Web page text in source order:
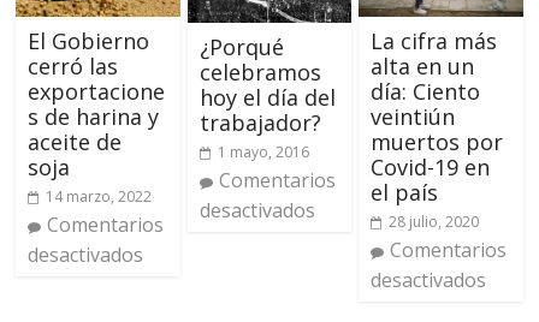
El Gobierno
cerró las
exportacione
s de harina y
aceite de
soja
14 marzo, 2022
Comentarios
desactivados
¿Porqué
celebramos
hoy el día del
trabajador?
1 mayo, 2016
Comentarios
desactivados
La cifra más
alta en un
día: Ciento
veintiún
muertos por
Covid-19 en
el país
28 julio, 2020
Comentarios
desactivados